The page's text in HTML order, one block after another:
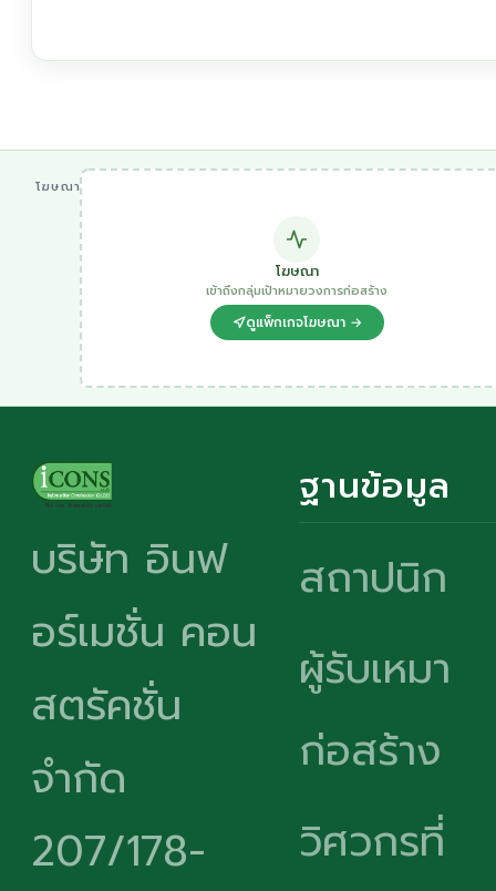
โฆษณา
โฆษณา
เข้าถึงกลุ่มเป้าหมายวงการก่อสร้าง
ดูแพ็กเกจโฆษณา →
บริษัท อินฟ
อร์เมชั่น คอน
สตรัคชั่น
จำกัด
207/178-
ฐานข้อมูล
สถาปนิก
ผู้รับเหมา
ก่อสร้าง
วิศวกรที่